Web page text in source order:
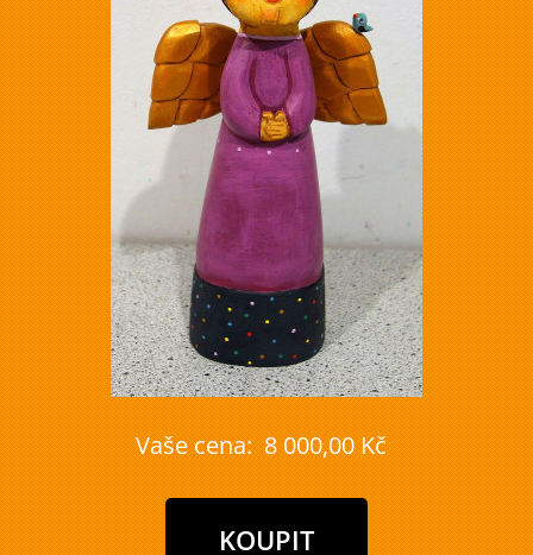
Vaše cena: 8 000,00 Kč